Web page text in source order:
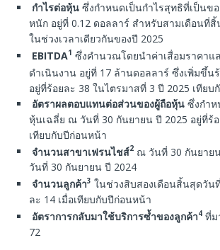
กำไรต่อหุ้นซึ่งกำหนดเป็นกำไรสุทธิที่เป็นข
หนัก อยู่ที่ 0.12 ดอลลาร์ สำหรับสามเดือนที่
ในช่วงเวลาเดียวกันของปี 2025
EBITDA1 ซึ่งคำนวณโดยนำค่าเสื่อมราคาแ
ดำเนินงาน อยู่ที่ 17 ล้านดอลลาร์ ซึ่งเพิ่มขึ้น
อยู่ที่ร้อยละ 38 ในไตรมาสที่ 3 ปี 2025 เทีย
อัตราผลตอบแทนต่อส่วนของผู้ถือหุ้นซึ่งกำห
หุ้นเฉลี่ย ณ วันที่ 30 กันยายน ปี 2025 อยู่ที่ร้
เทียบกับปีก่อนหน้า
จำนวนสาขาเฟรนไชส์2ณ วันที่ 30 กันยายน
วันที่ 30 กันยายน ปี 2024
จำนวนลูกค้า3 ในช่วงสิบสองเดือนสิ้นสุดวัน
ละ 14 เมื่อเทียบกับปีก่อนหน้า
อัตราการกลับมาใช้บริการซ้ำของลูกค้า4ที่ม
72